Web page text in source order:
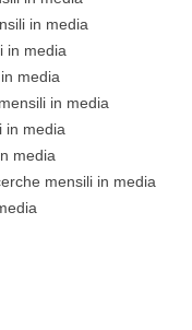
in media
in media
media
in media
in media
media
mensili in media